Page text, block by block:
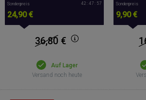
Sonderpreis
24,90 €
42 : 47 : 57
36,80€
Auf Lager
Versand noch heute
Sonderpreis
9,90 €